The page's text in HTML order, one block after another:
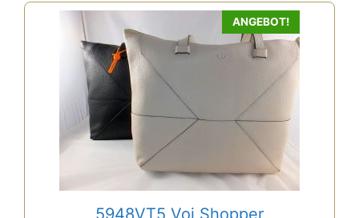
ANGEBOT!
5948VT5 Voi Shopper